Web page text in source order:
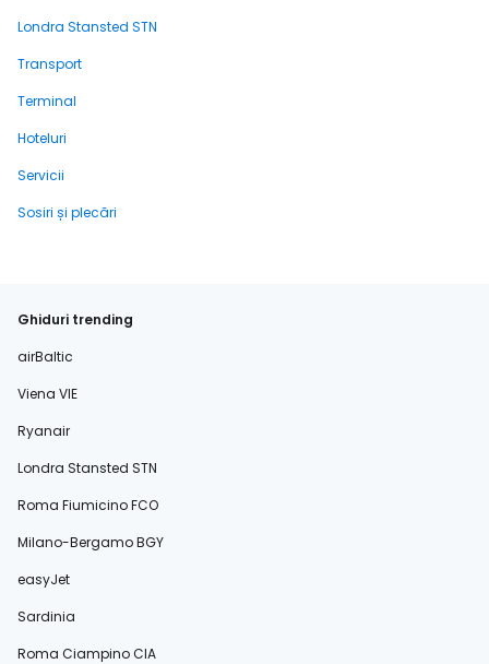
Londra Stansted STN
Transport
Terminal
Hoteluri
Servicii
Sosiri și plecări
Ghiduri trending
airBaltic
Viena VIE
Ryanair
Londra Stansted STN
Roma Fiumicino FCO
Milano-Bergamo BGY
easyJet
Sardinia
Roma Ciampino CIA